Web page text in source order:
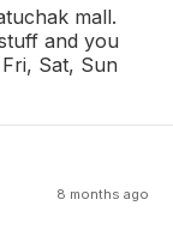
mall.
and you
Sat, Sun
8 months ago